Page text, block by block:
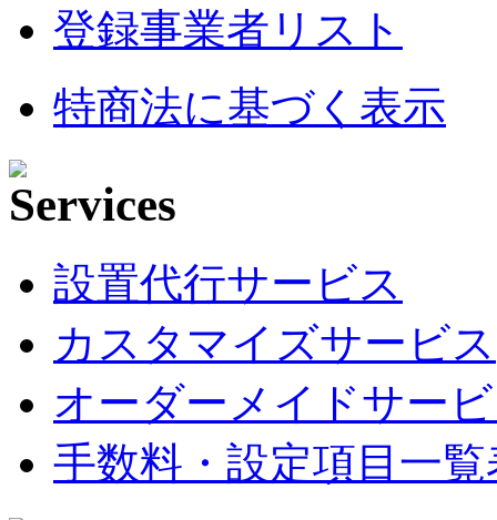
登録事業者リスト
特商法に基づく表示
設置代行サービス
カスタマイズサービス
オーダーメイドサー
手数料・設定項目一覧